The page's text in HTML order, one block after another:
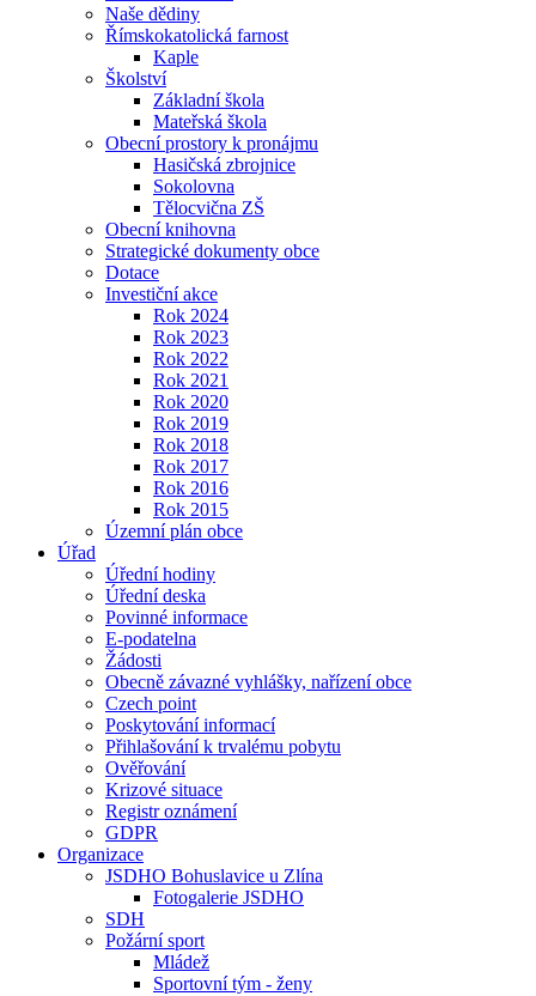
Naše dědiny
Římskokatolická farnost
Kaple
Školství
Základní škola
Mateřská škola
Obecní prostory k pronájmu
Hasičská zbrojnice
Sokolovna
Tělocvična ZŠ
Obecní knihovna
Strategické dokumenty obce
Dotace
Investiční akce
Rok 2024
Rok 2023
Rok 2022
Rok 2021
Rok 2020
Rok 2019
Rok 2018
Rok 2017
Rok 2016
Rok 2015
Územní plán obce
Úřad
Úřední hodiny
Úřední deska
Povinné informace
E-podatelna
Žádosti
Obecně závazné vyhlášky, nařízení obce
Czech point
Poskytování informací
Přihlašování k trvalému pobytu
Ověřování
Krizové situace
Registr oznámení
GDPR
Organizace
JSDHO Bohuslavice u Zlína
Fotogalerie JSDHO
SDH
Požární sport
Mládež
Sportovní tým - ženy